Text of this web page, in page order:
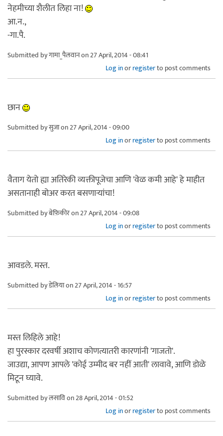
नेहमीच्या शैलीत लिहा ना!
आ.न.,
-गा.पै.
Submitted byगामा_पैलवानon 27 April, 2014 - 08:41
Log inorregisterto post comments
छान
Submitted byसुजाon 27 April, 2014 - 09:00
Log inorregisterto post comments
वैताग येतो ह्या अतिरेकी व्यक्तीपूजेचा आणि 'वेळ कमी आहे' हे माहीत
असतानाही बोअर करत बसणार्‍यांचा!
Submitted byबेफ़िकीरon 27 April, 2014 - 09:08
Log inorregisterto post comments
आवडले. मस्त.
Submitted byडेलियाon 27 April, 2014 - 16:57
Log inorregisterto post comments
मस्त लिहिले आहे!
हा पुरस्कार दरवर्षी अशाच कोणत्यातरी कारणांनी 'गाजतो'.
जाउद्या, आपण आपले 'कोई उम्मीद बर नहीं आती' लावावे, आणि डोळे
मिटून घ्यावे.
Submitted byलसाविon 28 April, 2014 - 01:52
Log inorregisterto post comments